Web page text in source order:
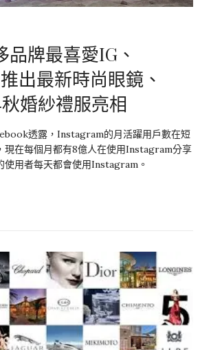
品牌最喜愛IG、
出最新時尚眼鏡、
婚紗禮服亮相
透露，Instagram的月活躍用戶數在短
現在每個月都有8億人在使用Instagram分享
使用者每天都會使用Instagram。